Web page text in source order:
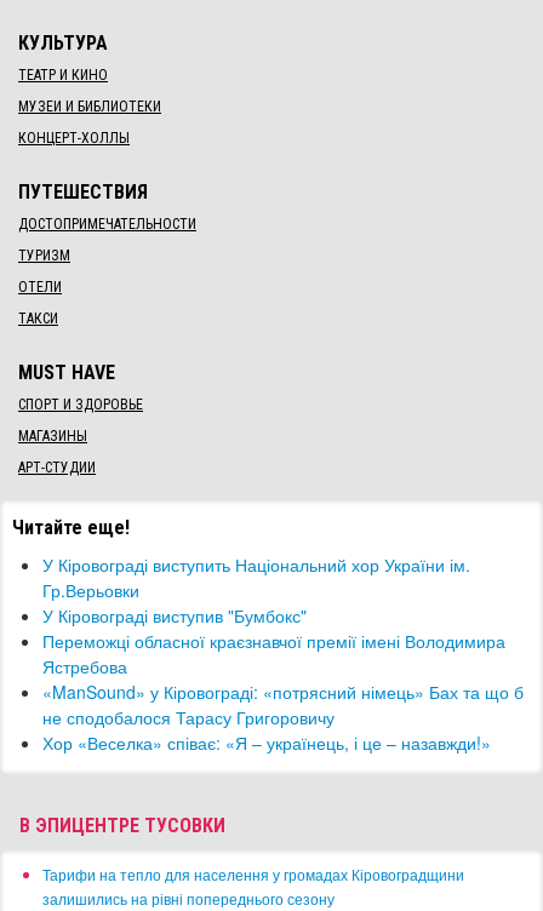
КУЛЬТУРА
ТЕАТР И КИНО
МУЗЕИ И БИБЛИОТЕКИ
КОНЦЕРТ-ХОЛЛЫ
ПУТЕШЕСТВИЯ
ДОСТОПРИМЕЧАТЕЛЬНОСТИ
ТУРИЗМ
ОТЕЛИ
ТАКСИ
MUST HAVE
СПОРТ И ЗДОРОВЬЕ
МАГАЗИНЫ
АРТ-СТУДИИ
Читайте еще!
У Кіровограді виступить Національний хор України ім.
Гр.Верьовки
У Кіровограді виступив "Бумбокс"
Переможці обласної краєзнавчої премії імені Володимира
Ястребова
«ManSound» у Кіровограді: «потрясний німець» Бах та що б
не сподобалося Тарасу Григоровичу
Хор «Веселка​» співає: «Я – українець, і це – назавжди!»
В ЭПИЦЕНТРЕ ТУСОВКИ
​Тарифи на тепло для населення у громадах Кіровоградщини
залишились на рівні попереднього сезону